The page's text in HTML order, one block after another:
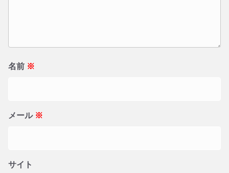
名前 ※
メール ※
サイト